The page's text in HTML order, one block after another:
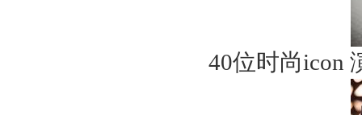
40位时尚icon